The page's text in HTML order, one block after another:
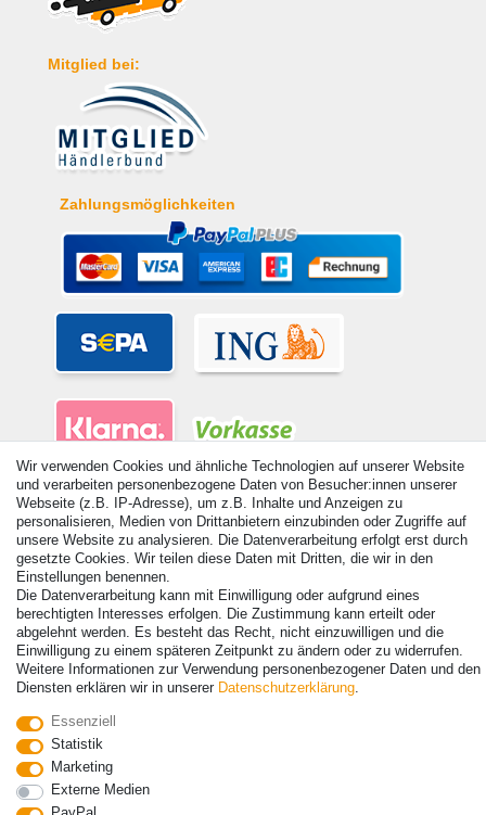
Mitglied bei:
Zahlungsmöglichkeiten
© Copyright 2026 | Alle Rechte vorbehalten. - Alle Rechte vorbehalten.
Preisangaben inkl. gesetzl. 19% MwSt. | Grundpreise siehe Artikeldetail | *Gilt für
Lieferungen nach Deutschland!
Vertrag widerrufen Kontakt
Wir verwenden Cookies und ähnliche Technologien auf unserer Website
und verarbeiten personenbezogene Daten von Besucher:innen unserer
Webseite (z.B. IP-Adresse), um z.B. Inhalte und Anzeigen zu
personalisieren, Medien von Drittanbietern einzubinden oder Zugriffe auf
unsere Website zu analysieren. Die Datenverarbeitung erfolgt erst durch
gesetzte Cookies. Wir teilen diese Daten mit Dritten, die wir in den
Einstellungen benennen.
Die Datenverarbeitung kann mit Einwilligung oder aufgrund eines
berechtigten Interesses erfolgen. Die Zustimmung kann erteilt oder
abgelehnt werden. Es besteht das Recht, nicht einzuwilligen und die
Einwilligung zu einem späteren Zeitpunkt zu ändern oder zu widerrufen.
Weitere Informationen zur Verwendung personenbezogener Daten und den
Diensten erklären wir in unserer Daten­schutz­erklärung.
Essenziell
Statistik
Marketing
Externe Medien